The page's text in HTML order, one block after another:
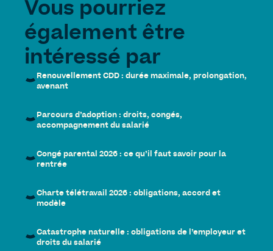
Vous pourriez
également être
intéressé par
Renouvellement CDD : durée maximale, prolongation,
avenant
Parcours d’adoption : droits, congés,
accompagnement du salarié
Congé parental 2026 : ce qu’il faut savoir pour la
rentrée
Charte télétravail 2026 : obligations, accord et
modèle
Catastrophe naturelle : obligations de l’employeur et
droits du salarié